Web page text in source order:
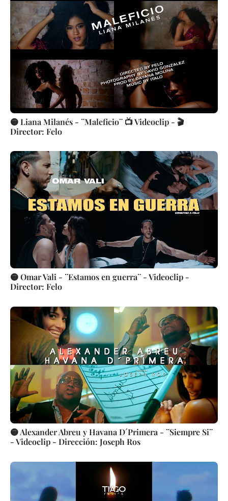
🟡 Liana Milanés - ¨Maleficio¨ 📺 Videoclip - 🎬
Director: Felo
🟡 Omar Vali - ¨Estamos en guerra¨ - Videoclip -
Director: Felo
🟡 Alexander Abreu y Havana D´Primera - ¨Siempre Si¨
- Videoclip - Dirección: Joseph Ros